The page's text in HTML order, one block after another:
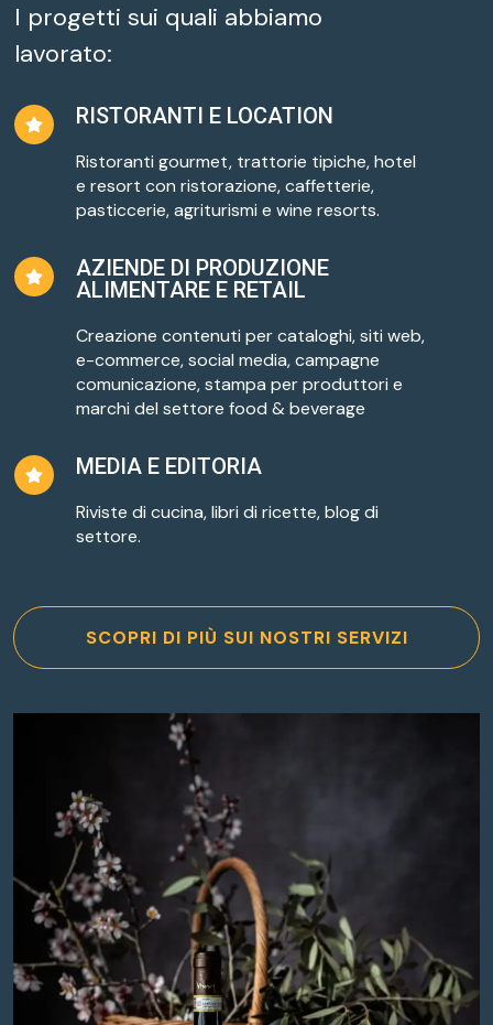
I progetti sui quali abbiamo
lavorato:
RISTORANTI E LOCATION
Ristoranti gourmet, trattorie tipiche, hotel
e resort con ristorazione, caffetterie,
pasticcerie, agriturismi e wine resorts.
AZIENDE DI PRODUZIONE
ALIMENTARE E RETAIL
Creazione contenuti per cataloghi, siti web,
e-commerce, social media, campagne
comunicazione, stampa per produttori e
marchi del settore food & beverage
MEDIA E EDITORIA
Riviste di cucina, libri di ricette, blog di
settore.
SCOPRI DI PIÙ SUI NOSTRI SERVIZI